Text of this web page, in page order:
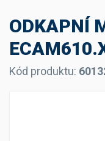
ODKAPNÍ
Kód produktu: